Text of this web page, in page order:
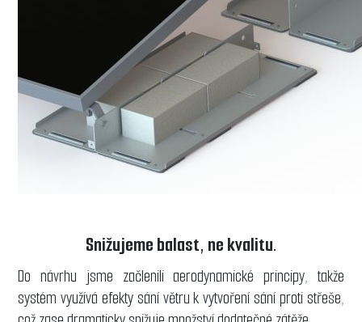
Snižujeme balast, ne kvalitu.
Do návrhu jsme začlenili aerodynamické principy, takže
systém využívá efekty sání větru k vytvoření sání proti střeše,